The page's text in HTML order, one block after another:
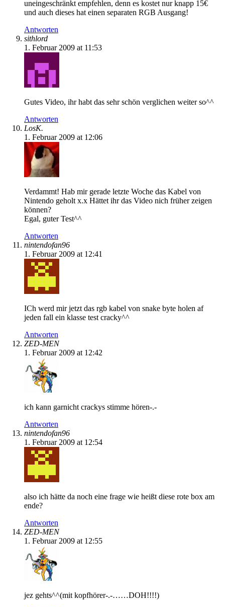
uneingeschränkt empfehlen, denn es kostet nur knapp 15€
und auch dieses hat einen separaten RGB Ausgang!
Antworten
sithlord
1. Februar 2009 at 11:53
Gutes Video, ihr habt das sehr schön verglichen weiter so^^
Antworten
LosK.
1. Februar 2009 at 12:06
Verdammt! Hab mir gerade letzte Woche das Kabel von
Nintendo geholt x.x Hättet ihr das Video nich früher zeigen
können?
Egal, guter Test^^
Antworten
nintendofan96
1. Februar 2009 at 12:41
ICh werd mir jetzt das rgb kabel von snake byte holen af
jeden fall ein klasse test cracky^^
Antworten
ZED-MEN
1. Februar 2009 at 12:42
ich kann garnicht crackys stimme hören-.-
Antworten
nintendofan96
1. Februar 2009 at 12:54
also ich hätte da noch eine frage wie heißt diese rote box am
ende?
Antworten
ZED-MEN
1. Februar 2009 at 12:55
jez gehts^^(mit kopfhörer-.-……DOH!!!!)